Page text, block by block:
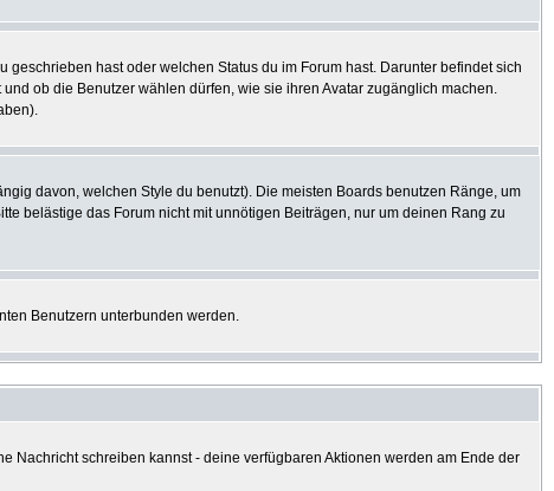
hast oder welchen Status du im Forum hast. Darunter befindet sich
ob die Benutzer wählen dürfen, wie sie ihren Avatar zugänglich machen.
davon, welchen Style du benutzt). Die meisten Boards benutzen Ränge, um
belästige das Forum nicht mit unnötigen Beiträgen, nur um deinen Rang zu
Benutzern unterbunden werden.
Nachricht schreiben kannst - deine verfügbaren Aktionen werden am Ende der